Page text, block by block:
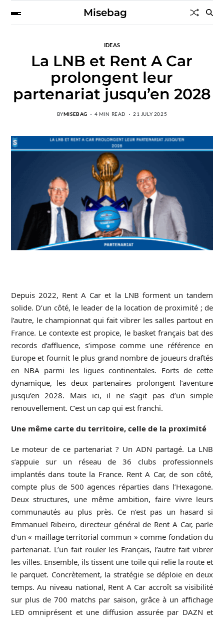
Misebag
IDEAS
La LNB et Rent A Car
prolongent leur
partenariat jusqu’en 2028
BYMISEBAG 4 MIN READ 21 JULY 2025
Depuis 2022, Rent A Car et la LNB forment un tandem
solide. D’un côté, le leader de la location de proximité ; de
l’autre, le championnat qui fait vibrer les salles partout en
France. Le contexte est propice, le basket français bat des
records d’affluence, s’impose comme une référence en
Europe et fournit le plus grand nombre de joueurs draftés
en NBA parmi les ligues continentales. Forts de cette
dynamique, les deux partenaires prolongent l’aventure
jusqu’en 2028. Mais ici, il ne s’agit pas d’un simple
renouvellement. C’est un cap qui est franchi.
Une même carte du territoire, celle de la proximité
Le moteur de ce partenariat ? Un ADN partagé. La LNB
s’appuie sur un réseau de 36 clubs professionnels
implantés dans toute la France. Rent A Car, de son côté,
compte plus de 500 agences réparties dans l’Hexagone.
Deux structures, une même ambition, faire vivre leurs
communautés au plus près. Ce n’est pas un hasard si
Emmanuel Ribeiro, directeur général de Rent A Car, parle
d’un « maillage territorial commun » comme fondation du
partenariat. L’un fait rouler les Français, l’autre fait vibrer
les villes. Ensemble, ils tissent une toile qui relie la route et
le parquet. Concrètement, la stratégie se déploie en deux
temps. Au niveau national, Rent A Car accroît sa visibilité
sur plus de 700 matchs par saison, grâce à un affichage
LED omniprésent et une diffusion assurée par DAZN et